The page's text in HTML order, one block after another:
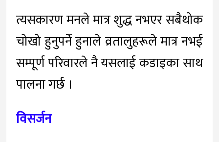
त्यसकारण मनले मात्र शुद्ध नभएर सबैथोक
चोखो हुनुपर्ने हुनाले व्रतालुहरूले मात्र नभई
सम्पूर्ण परिवारले नै यसलाई कडाइका साथ
पालना गर्छ ।
विसर्जन